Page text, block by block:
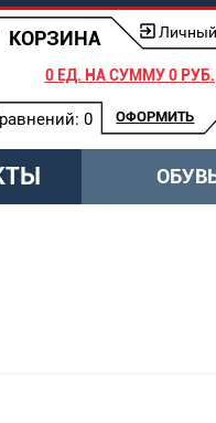
КОРЗИНА
0 ЕД. НА СУММУ0 РУБ.
ОФОРМИТЬ
0